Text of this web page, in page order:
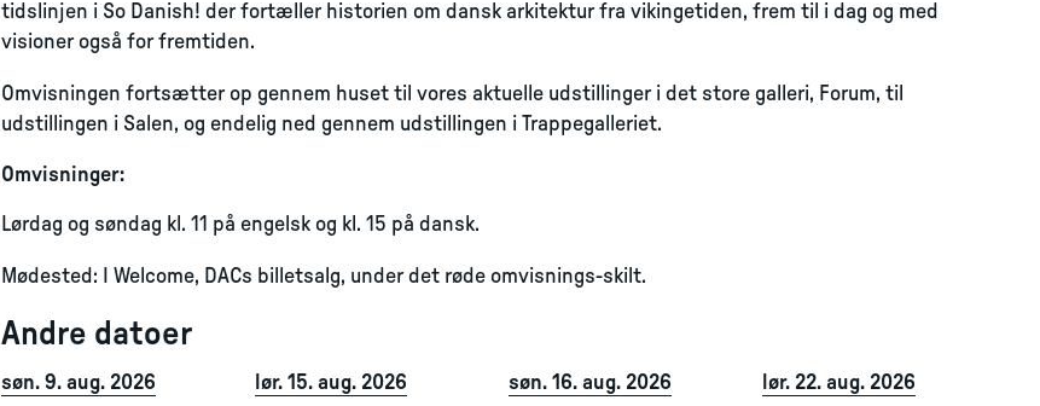
tidslinjen i So Danish! der fortæller historien om dansk arkitektur fra vikingetiden, frem til i dag og med
visioner også for fremtiden.
Omvisningen fortsætter op gennem huset til vores aktuelle udstillinger i det store galleri, Forum, til
udstillingen i Salen, og endelig ned gennem udstillingen i Trappegalleriet.
Omvisninger:
Lørdag og søndag kl. 11 på engelsk og kl. 15 på dansk.
Mødested: I Welcome, DACs billetsalg, under det røde omvisnings-skilt.
Andre datoer
søn. 9. aug. 2026 lør. 15. aug. 2026 søn. 16. aug. 2026
lør. 22. aug. 2026